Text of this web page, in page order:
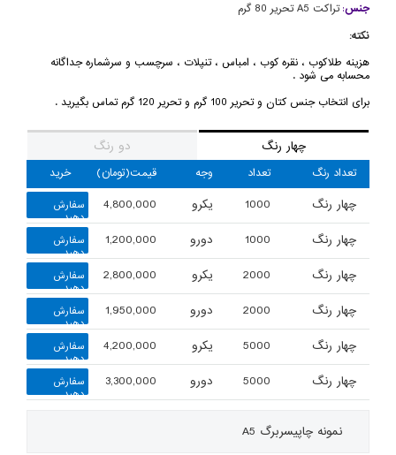
جنس: تراکت A5 تحریر 80 گرم
نکته:
هزینه طلاکوب ، نقره کوب ، امباس ، تنپلات ، سرچسب و سرشماره جداگانه
محسابه می شود .
برای انتخاب جنس کتان و تحریر 100 گرم و تحریر 120 گرم تماس بگیرید .
چهار رنگ دو رنگ
تعداد رنگ تعداد وجه قیمت(تومان) خرید
چهار رنگ 1000 یکرو 4,800,000
سفارش
دهید
چهار رنگ 1000 دورو 1,200,000
سفارش
دهید
چهار رنگ 2000 یکرو 2,800,000
سفارش
دهید
چهار رنگ 2000 دورو 1,950,000
سفارش
دهید
چهار رنگ 5000 یکرو 4,200,000
سفارش
دهید
چهار رنگ 5000 دورو 3,300,000
سفارش
دهید
نمونه چاپیسربرگ A5